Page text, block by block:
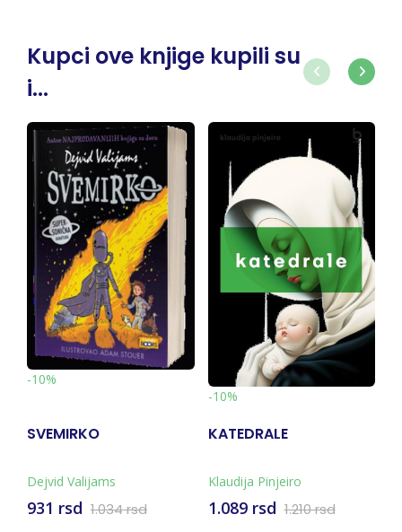
Kupci ove knjige kupili su
i...
-10%
SVEMIRKO
Dejvid Valijams
931 rsd 1.034 rsd
-10%
KATEDRALE
Klaudija Pinjeiro
1.089 rsd 1.210 rsd